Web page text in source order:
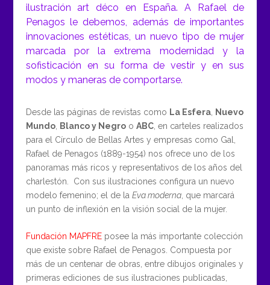
ilustración art déco en España. A Rafael de
Penagos le debemos, además de importantes
innovaciones estéticas, un nuevo tipo de mujer
marcada por la extrema modernidad y la
sofisticación en su forma de vestir y en sus
modos y maneras de comportarse.
Desde las páginas de revistas como La Esfera,
Nuevo
Mundo, Blanco y Negroo ABC, en carteles realizados
para el Círculo de Bellas Artes y empresas como Gal,
Rafael de Penagos (1889-1954) nos ofrece uno de los
panoramas más ricos y representativos de los años del
charlestón. Con sus ilustraciones configura un nuevo
modelo femenino; el de la Eva moderna, que marcará
un punto de inflexión en la visión social de la mujer.
Fundación MAPFREposee la más importante colección
que existe sobre Rafael de Penagos. Compuesta por
más de un centenar de obras, entre dibujos originales y
primeras ediciones de sus ilustraciones publicadas,